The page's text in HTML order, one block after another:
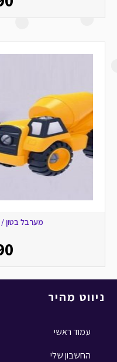
מערבל בטון
ניווט מהיר
עמוד ראשי
החשבון שלי